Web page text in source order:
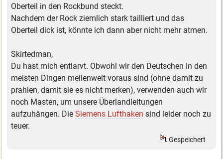
Oberteil in den Rockbund steckt.
Nachdem der Rock ziemlich stark tailliert und das
Oberteil dick ist, könnte ich dann aber nicht mehr atmen.
Skirtedman,
Du hast mich entlarvt. Obwohl wir den Deutschen in den
meisten Dingen meilenweit voraus sind (ohne damit zu
prahlen, damit sie es nicht merken), verwenden auch wir
noch Masten, um unsere Überlandleitungen
aufzuhängen. DieSiemens Lufthaken sind leider noch zu
teuer.
Gespeichert